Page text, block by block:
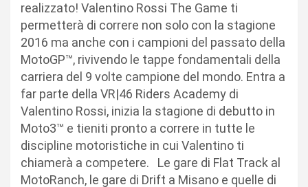
realizzato! Valentino Rossi The Game ti
permetterà di correre non solo con la stagione
2016 ma anche con i campioni del passato della
MotoGP™, rivivendo le tappe fondamentali della
carriera del 9 volte campione del mondo. Entra a
far parte della VR|46 Riders Academy di
Valentino Rossi, inizia la stagione di debutto in
Moto3™ e tieniti pronto a correre in tutte le
discipline motoristiche in cui Valentino ti
chiamerà a competere. Le gare di Flat Track al
MotoRanch, le gare di Drift a Misano e quelle di